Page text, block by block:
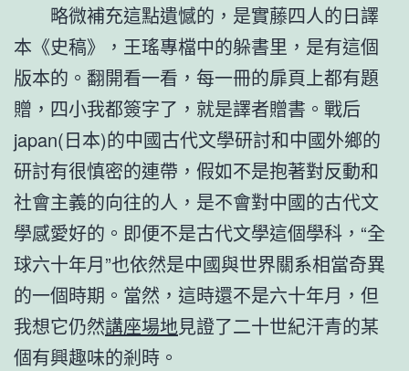
略微補充這點遺憾的，是實藤四人的日譯
本《史稿》，王瑤專檔中的躲書里，是有這個
版本的。翻開看一看，每一冊的扉頁上都有題
贈，四小我都簽字了，就是譯者贈書。戰后
japan(日本)的中國古代文學研討和中國外鄉的
研討有很慎密的連帶，假如不是抱著對反動和
社會主義的向往的人，是不會對中國的古代文
學感愛好的。即便不是古代文學這個學科，“全
球六十年月”也依然是中國與世界關系相當奇異
的一個時期。當然，這時還不是六十年月，但
我想它仍然講座場地見證了二十世紀汗青的某
個有興趣味的剎時。